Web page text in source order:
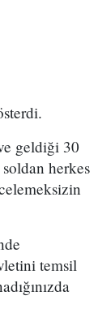
geldiği 30
herkes
temsil